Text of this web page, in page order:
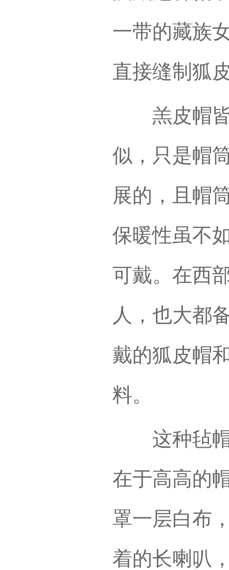
一带的藏族
直接缝制狐
羔皮帽皆
似，只是帽
展的，且帽
保暖性虽不
可戴。在西
人，也大都
戴的狐皮帽
料。
这种毡帽
在于高高的
罩一层白布
着的长喇叭